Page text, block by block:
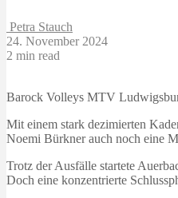
Petra Stauch
24. November 2024
2 min read
Barock Volleys MTV
Mit einem stark dezimierten
Noemi Bürkner auch noch eine
Trotz der Ausfälle startete
Doch eine konzentrierte